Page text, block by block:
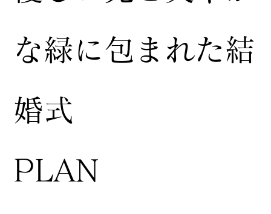
な緑に包まれた結
婚式
​PLAN